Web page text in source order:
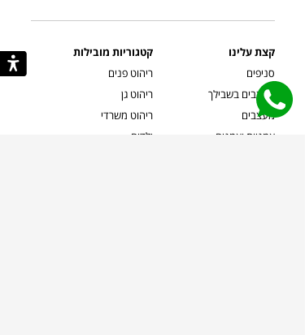
קצת עלינו
סניפים
מעצבים בשבילך
מעצבים
אמניות ואמנים
קטגוריות מובילות
ריהוט פנים
ריהוט גן
ריהוט משרדי
ילדים